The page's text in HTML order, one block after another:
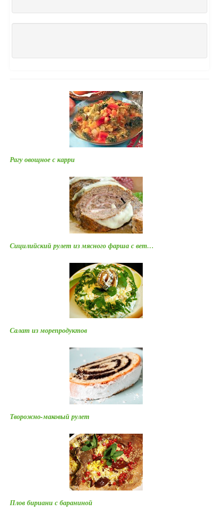
Рагу овощное с карри
Сицилийский рулет из мясного фарша с вет…
Салат из морепродуктов
Творожно-маковый рулет
Плов бириани с бараниной